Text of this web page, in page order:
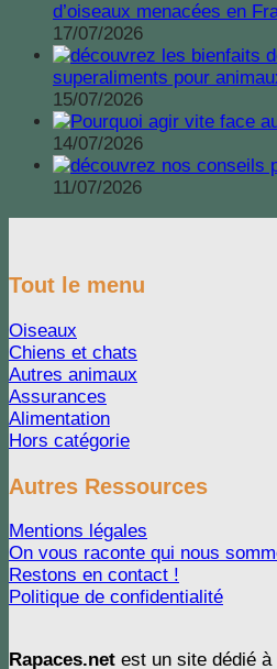
d’oiseaux menacées en
17/07/2026
superaliments pour
15/07/2026
14/07/2026
11/07/2026
Tout le menu
Oiseaux
Chiens et chats
Autres animaux
Assurances
Alimentation
Hors catégorie
Autres Ressources
Mentions légales
On vous raconte qui nous
Restons en contact !
Politique de confidentialité
Rapaces.net est un site dédié